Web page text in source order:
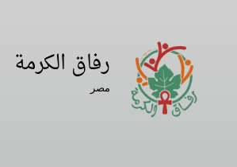
رفاق الكرمة
مصر